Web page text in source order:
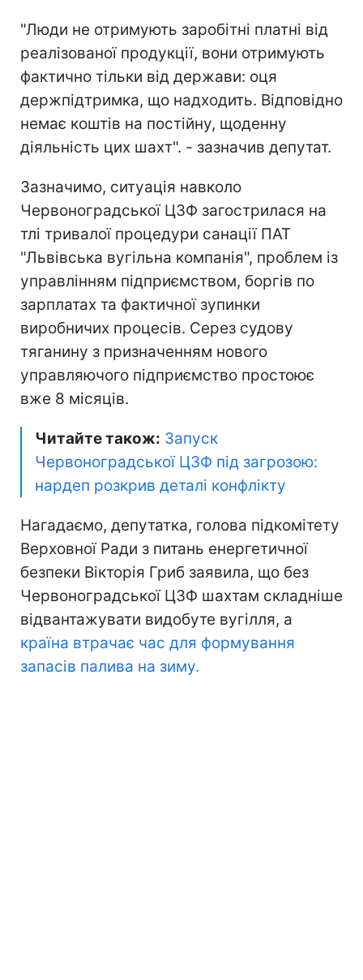
"Люди не отримують заробітні платні від
реалізованої продукції, вони отримують
фактично тільки від держави: оця
держпідтримка, що надходить. Відповідно
немає коштів на постійну, щоденну
діяльність цих шахт". - зазначив депутат.
Зазначимо, ситуація навколо
Червоноградської ЦЗФ загострилася на
тлі тривалої процедури санації ПАТ
"Львівська вугільна компанія", проблем із
управлінням підприємством, боргів по
зарплатах та фактичної зупинки
виробничих процесів. Серез судову
тяганину з призначенням нового
управляючого підприємство простоює
вже 8 місяців.
Читайте також: Запуск
Червоноградської ЦЗФ під загрозою:
нардеп розкрив деталі конфлікту
Нагадаємо, депутатка, голова підкомітету
Верховної Ради з питань енергетичної
безпеки Вікторія Гриб заявила, що без
Червоноградської ЦЗФ шахтам складніше
відвантажувати видобуте вугілля, а
країна втрачає час для формування
запасів палива на зиму.